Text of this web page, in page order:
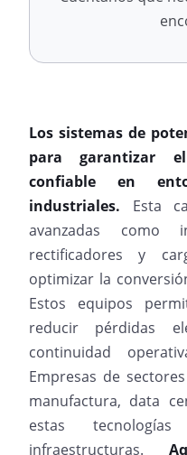
Los sistemas de
para garantizar
confiable en
industriales. Esta
avanzadas como
rectificadores y
optimizar la
Estos equipos
reducir pérdidas
continuidad
Empresas de
manufactura, data
estas
infraestructuras.